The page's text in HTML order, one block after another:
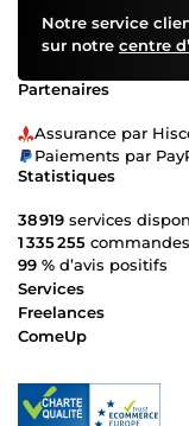
Notre service
sur notre centre
Partenaires
Assurance par
Paiements par
Statistiques
38 919 services
1 335 255
99 % d’avis positifs
Services
Freelances
ComeUp